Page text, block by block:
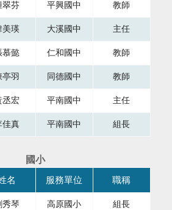
翠芬 平興國中 教師
美瑛 大溪國中 主任
慕懿 仁和國中 教師
亭羽 同德國中 教師
丞宏 平南國中 主任
佳真 平南國中 組長
國小
共有四個直欄，第一直欄銜稱，第二直
名 服務單位 職稱
秀琴 高原國小 組長